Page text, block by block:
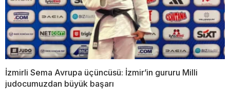
İzmirli Sema Avrupa üçüncüsü: İzmir’in gururu Milli
judocumuzdan büyük başarı